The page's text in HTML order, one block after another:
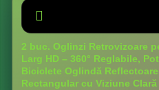
2 buc. Oglinzi Retrovizoare
Larg HD – 360° Reglabile,
Biciclete Oglindă
Rectangular cu Viziune Clară